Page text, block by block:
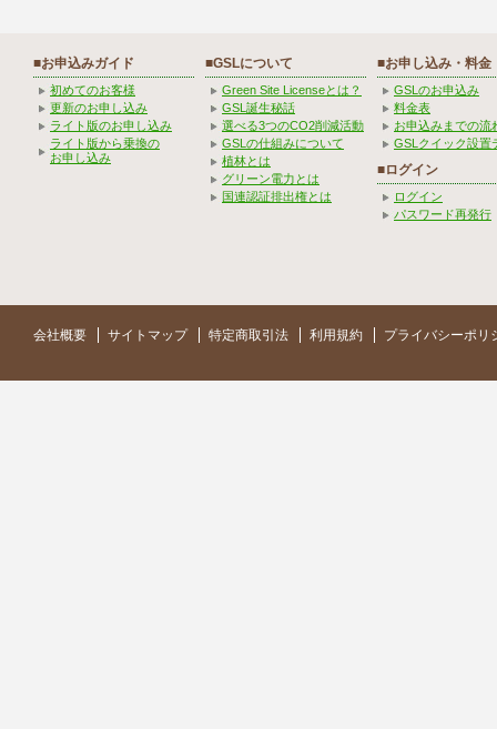
■お申込みガイド
初めてのお客様
更新のお申し込み
ライト版のお申し込み
ライト版から乗換の
お申し込み
■GSLについて
Green Site Licenseとは？
GSL誕生秘話
選べる3つのCO2削減活動
GSLの仕組みについて
植林とは
グリーン電力とは
国連認証排出権とは
■お申し込み・料金
GSLのお申込み
料金表
お申込みまでの流
GSLクイック設置
■ログイン
ログイン
パスワード再発行
会社概要 サイトマップ 特定商取引法 利用規約 プライバシーポリ